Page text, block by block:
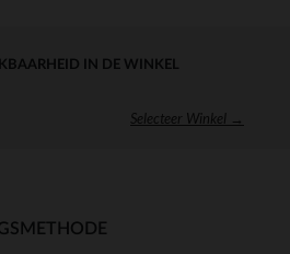
IN DE WINKEL
Selecteer Winkel →